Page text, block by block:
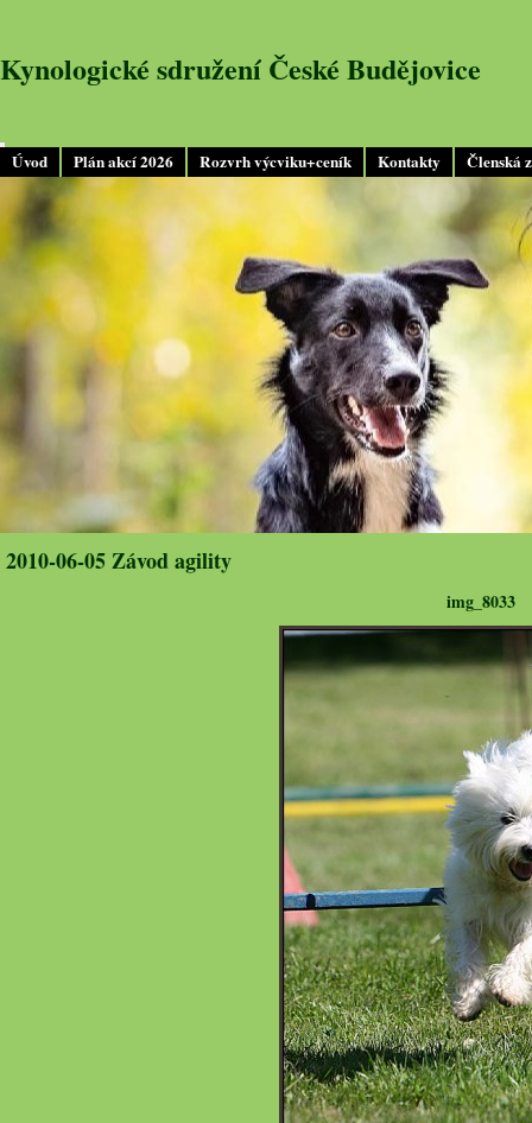
Úvod Plán akcí 2026 Rozvrh výcviku+ceník Kontakty Členská
Kynologické sdružení České Budějovice
2010-06-05 Závod agility
img_8033